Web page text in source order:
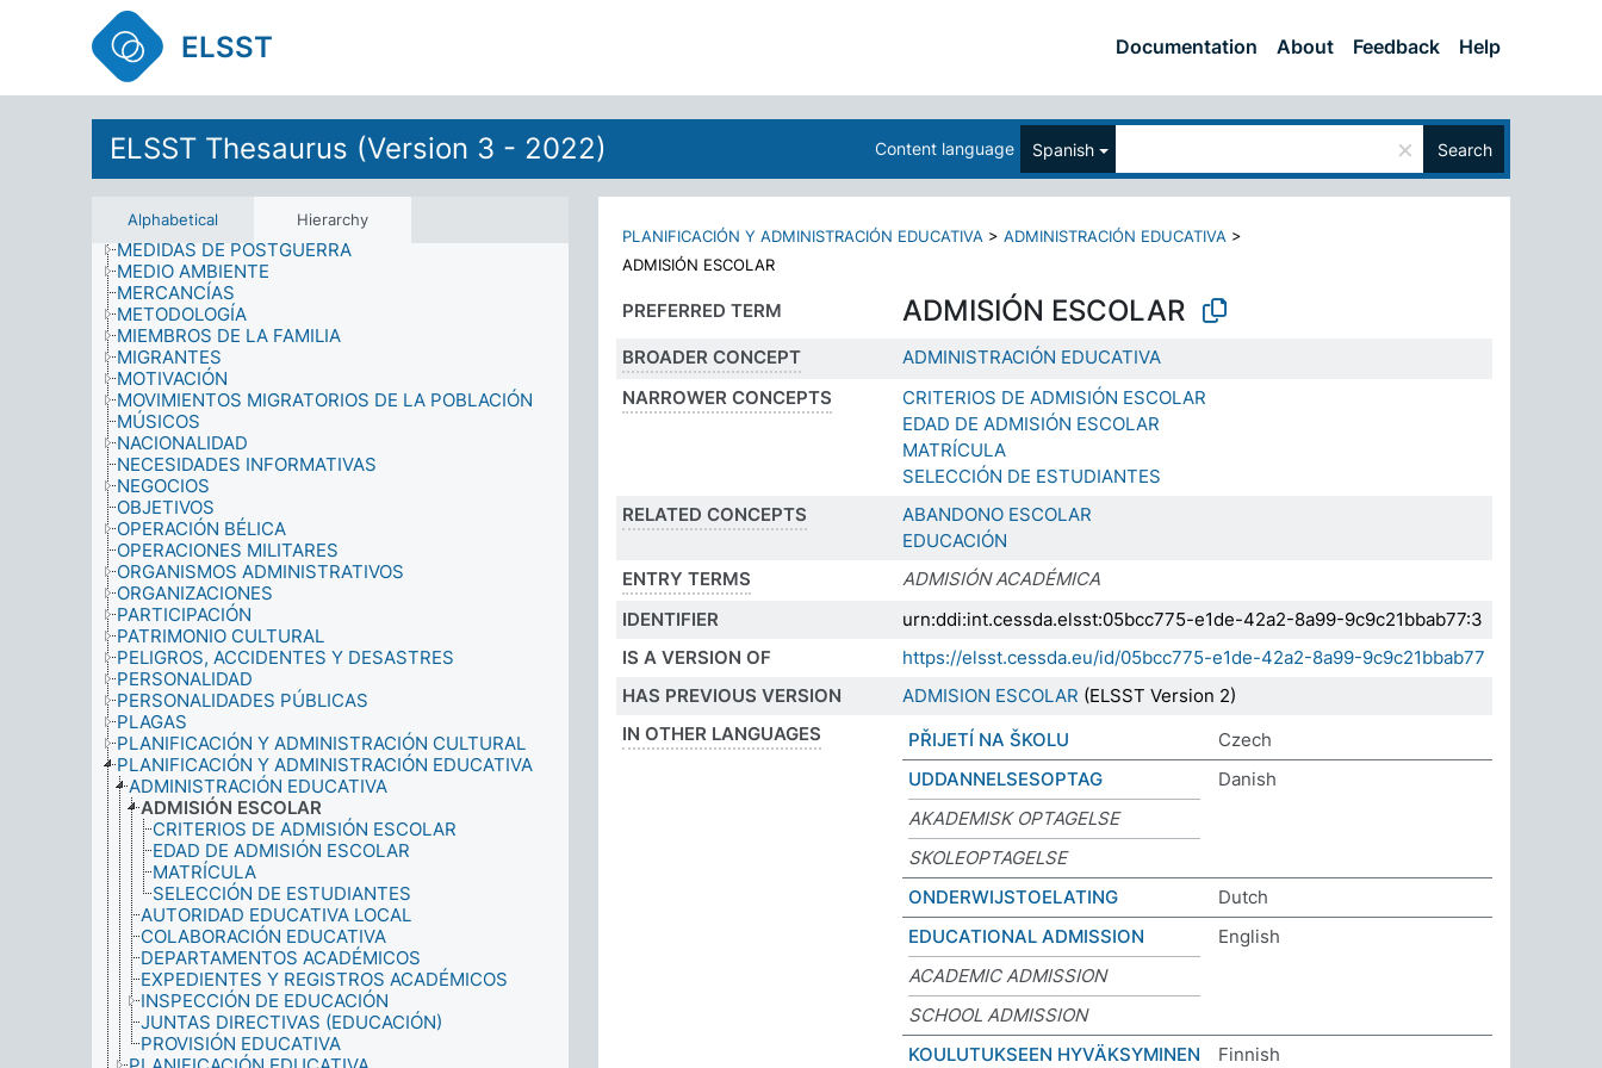
ELSST Documentation About Feedback Help
ELSST Thesaurus (Version 3 - 2022) Content language Spanish × Search
Alphabetical Hierarchy
LESIONES
LICENCIADOS
LICENCIAS
LINGÜÍSTICA
LOGROS
MANTENIMIENTO
MATEMÁTICAS
MATERIALES DE INFORMACIÓN
MATERIALES DIDÁCTICOS
MEDIDAS
MEDIDAS DE POSTGUERRA
MEDIO AMBIENTE
MERCANCÍAS
METODOLOGÍA
MIEMBROS DE LA FAMILIA
MIGRANTES
MOTIVACIÓN
MOVIMIENTOS MIGRATORIOS DE LA POBLACIÓN
MÚSICOS
NACIONALIDAD
NECESIDADES INFORMATIVAS
NEGOCIOS
OBJETIVOS
OPERACIÓN BÉLICA
OPERACIONES MILITARES
ORGANISMOS ADMINISTRATIVOS
ORGANIZACIONES
PARTICIPACIÓN
PATRIMONIO CULTURAL
PELIGROS, ACCIDENTES Y DESASTRES
PERSONALIDAD
PERSONALIDADES PÚBLICAS
PLAGAS
PLANIFICACIÓN Y ADMINISTRACIÓN CULTURAL
PLANIFICACIÓN Y ADMINISTRACIÓN EDUCATIVA
ADMINISTRACIÓN EDUCATIVA
ADMISIÓN ESCOLAR
CRITERIOS DE ADMISIÓN ESCOLAR
EDAD DE ADMISIÓN ESCOLAR
MATRÍCULA
SELECCIÓN DE ESTUDIANTES
AUTORIDAD EDUCATIVA LOCAL
COLABORACIÓN EDUCATIVA
DEPARTAMENTOS ACADÉMICOS
EXPEDIENTES Y REGISTROS ACADÉMICOS
INSPECCIÓN DE EDUCACIÓN
JUNTAS DIRECTIVAS (EDUCACIÓN)
PROVISIÓN EDUCATIVA
PLANIFICACIÓN Y ADMINISTRACIÓN EDUCATIVA > ADMINISTRACIÓN EDUCATIVA >
ADMISIÓN ESCOLAR
PREFERRED TERM ADMISIÓN ESCOLAR
BROADER CONCEPT
ADMINISTRACIÓN EDUCATIVA
NARROWER CONCEPTS
CRITERIOS DE ADMISIÓN ESCOLAR
EDAD DE ADMISIÓN ESCOLAR
MATRÍCULA
SELECCIÓN DE ESTUDIANTES
RELATED CONCEPTS
ABANDONO ESCOLAR
EDUCACIÓN
ENTRY TERMS
ADMISIÓN ACADÉMICA
IDENTIFIER
urn:ddi:int.cessda.elsst:05bcc775-e1de-42a2-8a99-9c9c21bbab77:3
IS A VERSION OF
https://elsst.cessda.eu/id/05bcc775-e1de-42a2-8a99-9c9c21bbab77
HAS PREVIOUS VERSION
ADMISION ESCOLAR (ELSST Version 2)
IN OTHER LANGUAGES
PŘIJETÍ NA ŠKOLU
Czech
UDDANNELSESOPTAG
Danish
AKADEMISK OPTAGELSE
SKOLEOPTAGELSE
ONDERWIJSTOELATING
Dutch
EDUCATIONAL ADMISSION
English
ACADEMIC ADMISSION
SCHOOL ADMISSION
KOULUTUKSEEN HYVÄKSYMINEN
Finnish